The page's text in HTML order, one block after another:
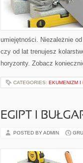
umiejętności. Niezależnie
czy od lat trenujesz
horyzonty. Zobacz
CATEGORIES: EKUMENIZM I
EGIPT I
POSTED BY ADMIN